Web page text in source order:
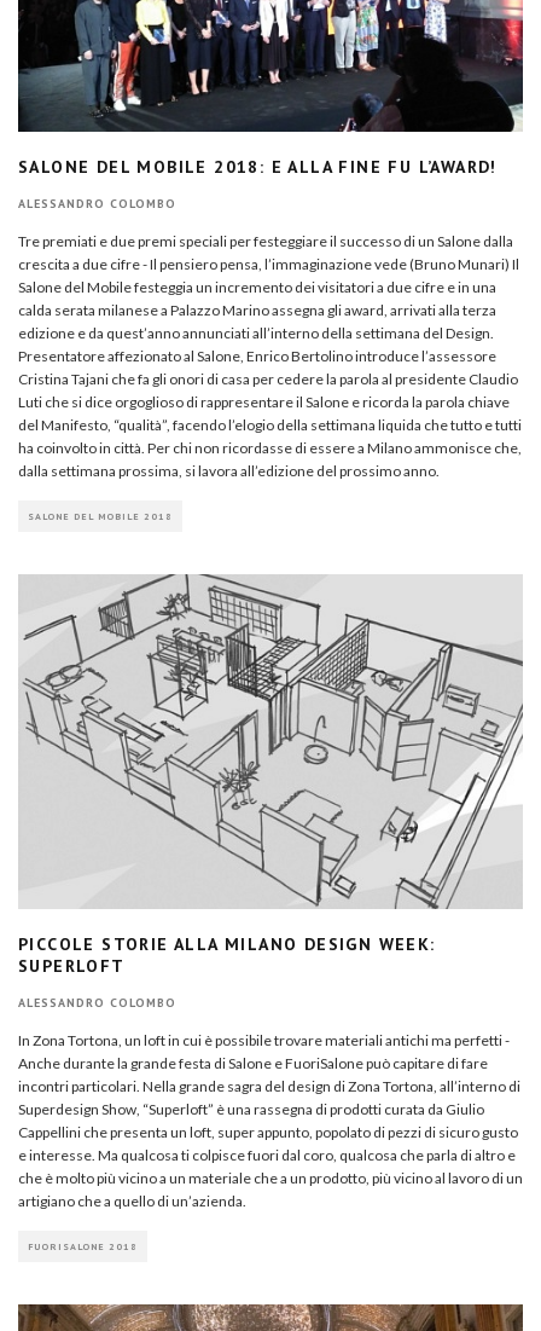
SALONE DEL MOBILE 2018: E ALLA FINE FU L’AWARD!
ALESSANDRO COLOMBO
Tre premiati e due premi speciali per festeggiare il successo di un Salone dalla
crescita a due cifre - Il pensiero pensa, l’immaginazione vede (Bruno Munari) Il
Salone del Mobile festeggia un incremento dei visitatori a due cifre e in una
calda serata milanese a Palazzo Marino assegna gli award, arrivati alla terza
edizione e da quest’anno annunciati all’interno della settimana del Design.
Presentatore affezionato al Salone, Enrico Bertolino introduce l’assessore
Cristina Tajani che fa gli onori di casa per cedere la parola al presidente Claudio
Luti che si dice orgoglioso di rappresentare il Salone e ricorda la parola chiave
del Manifesto, “qualità”, facendo l’elogio della settimana liquida che tutto e tutti
ha coinvolto in città. Per chi non ricordasse di essere a Milano ammonisce che,
dalla settimana prossima, si lavora all’edizione del prossimo anno.
SALONE DEL MOBILE 2018
PICCOLE STORIE ALLA MILANO DESIGN WEEK:
SUPERLOFT
ALESSANDRO COLOMBO
In Zona Tortona, un loft in cui è possibile trovare materiali antichi ma perfetti -
Anche durante la grande festa di Salone e FuoriSalone può capitare di fare
incontri particolari. Nella grande sagra del design di Zona Tortona, all’interno di
Superdesign Show, “Superloft” è una rassegna di prodotti curata da Giulio
Cappellini che presenta un loft, super appunto, popolato di pezzi di sicuro gusto
e interesse. Ma qualcosa ti colpisce fuori dal coro, qualcosa che parla di altro e
che è molto più vicino a un materiale che a un prodotto, più vicino al lavoro di un
artigiano che a quello di un’azienda.
FUORISALONE 2018